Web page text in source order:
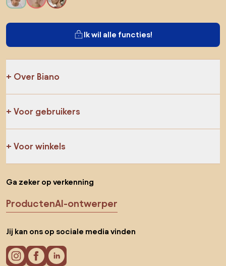
Ik wil alle functies!
Over Biano
Voor gebruikers
Voor winkels
Ga zeker op verkenning
ProductenAI-ontwerper
Jij kan ons op sociale media vinden